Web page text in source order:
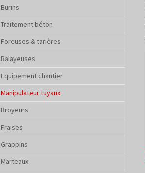
Burins
Traitement béton
Foreuses & tarières
Balayeuses
Equipement chantier
Manipulateur tuyaux(current)
Broyeurs
Fraises
Grappins
Marteaux